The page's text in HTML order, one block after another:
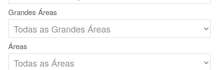
Grandes Áreas
Áreas